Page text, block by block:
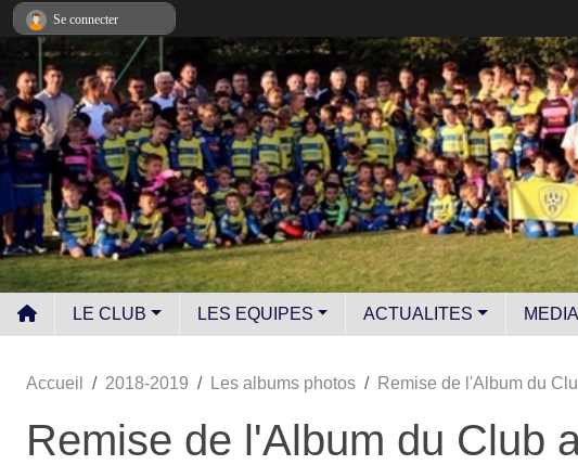
LE CLUB LES EQUIPES ACTUALITES MEDIA
Accueil 2018-2019 Les albums photos Remise de l'Album du
Remise de l'Album du Club
Se connecter
Panneau de gestion des cookies